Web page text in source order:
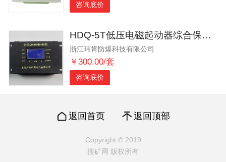
咨询底价
HDQ-5T低压电磁起动器综合保护装置沪东原厂
浙江玮肯防爆科技有限公司
￥300.00/套
咨询底价
返回首页 返回顶部
Copyright © 2019
搜矿网 版权所有